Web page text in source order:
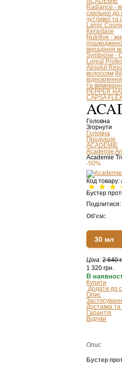
Radiance -
схильної до
чутливої та
Lamic
Kerastase
Nutritive -
випадіння
Symbiose -
Loreal
Absolut
волоссям
та
PEPPER
CAPSA
Головна
Згорнути
Головна
Продукція
ACADEMIE
Academie
Academie
-50%
Код товару:
Бустер
Поділитися:
Об'єм:
30 мл
Ціна: 2 640
1 320 грн.
В
Купити
Додати до
Опис
Доставка
Гарантія
Відгуки
Опис
Бустер